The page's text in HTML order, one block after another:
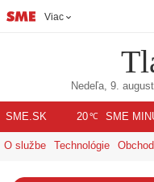
Viac
Nedeľa, 9.
SME.SK 20℃ SME
O službe Technológie Obchod